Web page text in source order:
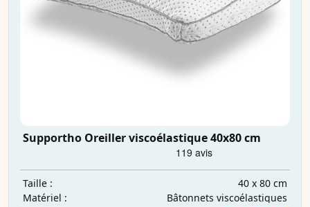
Supportho Oreiller viscoélastique 40x80 cm
Taille :
40 x 80 cm
Matériel :
Bâtonnets viscoélastiques